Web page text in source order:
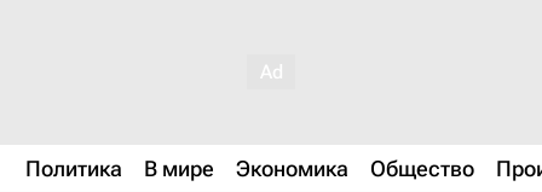
Политика В мире Экономика Общество